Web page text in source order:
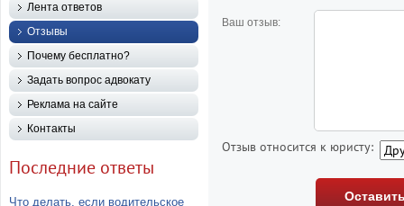
Ваш отзыв:
Отзыв относится к юристу:
Лента ответов
Отзывы
Почему бесплатно?
Задать вопрос адвокату
Реклама на сайте
Контакты
Последние ответы
Что делать, если водительское